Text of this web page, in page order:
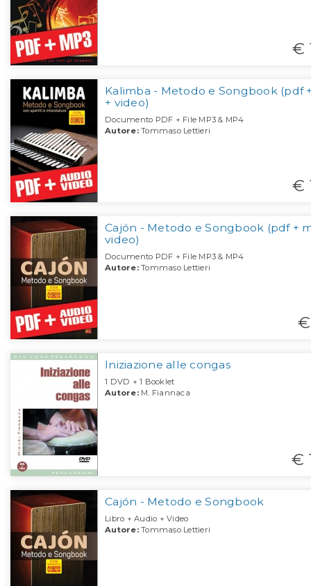
€
Kalimba - Metodo e Songbook (pdf
+ video)
Documento PDF + File MP3 & MP4
Autore:Tommaso Lettieri
€
Cajón - Metodo e Songbook (pdf +
video)
Documento PDF + File MP3 & MP4
Autore:Tommaso Lettieri
Iniziazione alle congas
1 DVD + 1 Booklet
Autore:M. Fiannaca
€
Cajón - Metodo e Songbook
Libro + Audio + Video
Autore:Tommaso Lettieri